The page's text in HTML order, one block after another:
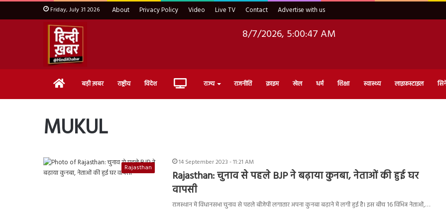
Friday, July 31 2026 About Privacy Policy Video Live TV Contact Advertise with us
8/7/2026, 5:00:48 AM
Home बड़ी ख़बर राष्ट्रीय विदेश Live राज्य राजनीति क्राइम खेल धर्म शिक्षा स्वास्थ्य लाइफ़स्टाइल
MUKUL
Rajasthan
14 September 2023 - 11:21 AM
Rajasthan: चुनाव से पहले BJP ने बढ़ाया कुनबा, नेताओं की हुई घर
वापसी
राजस्थान में विधानसभा चुनाव से पहले बीजेपी लगातार अपना कुनबा बढ़ाने में लगी हुई है। इस बीच 16 विभिन्न नेताओं,…